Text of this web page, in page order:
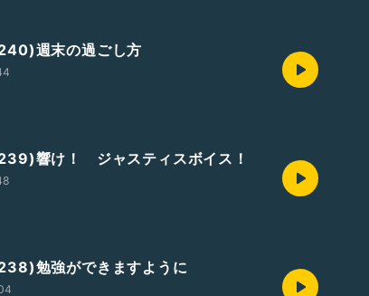
週末の過ごし方
響け！ ジャスティスボイス！
勉強ができますように